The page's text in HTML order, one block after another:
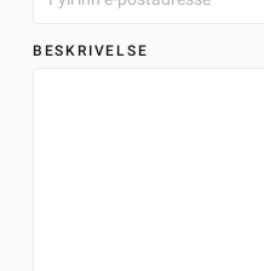
BESKRIVELSE